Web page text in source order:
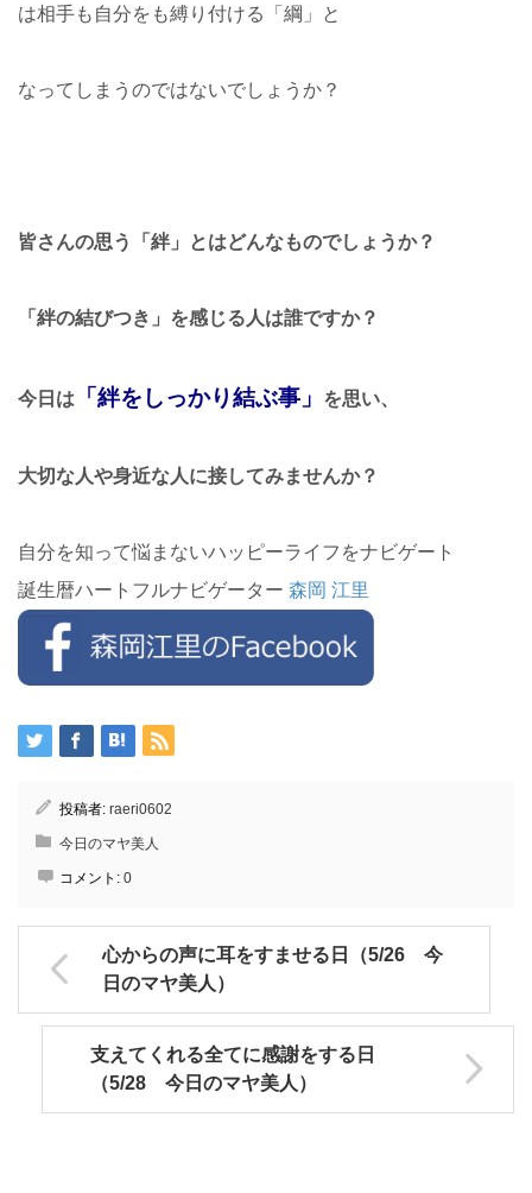
は相手も自分をも縛り付ける「綱」と
なってしまうのではないでしょうか？
皆さんの思う「絆」とはどんなものでしょうか？
「絆の結びつき」を感じる人は誰ですか？
今日は 「絆をしっかり結ぶ事」 を思い、
大切な人や身近な人に接してみませんか？
自分を知って悩まないハッピーライフをナビゲート
誕生暦ハートフルナビゲーター 森岡 江里
投稿者: raeri0602
今日のマヤ美人
コメント: 0
心からの声に耳をすませる日（5/26 今
日のマヤ美人）
支えてくれる全てに感謝をする日
（5/28 今日のマヤ美人）